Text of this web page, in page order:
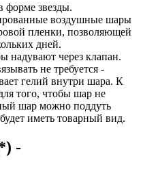
звезды.
воздушные шары
пленки, позволяющей
дней.
надувают через клапан.
не требуется -
гелий внутри шара. К
того, чтобы шар не
шар можно поддуть
иметь товарный вид.
-